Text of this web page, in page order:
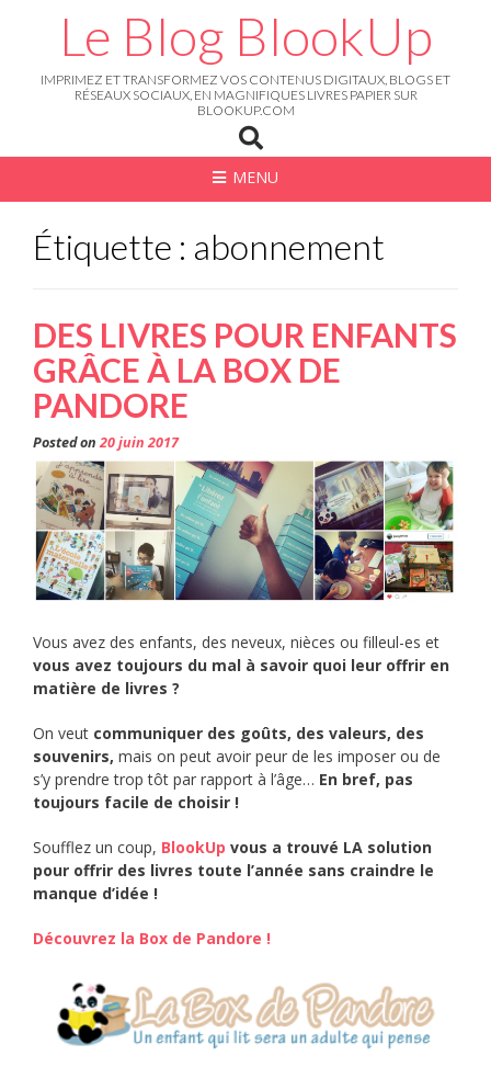
Le Blog BlookUp
IMPRIMEZ ET TRANSFORMEZ VOS CONTENUS DIGITAUX, BLOGS ET
RÉSEAUX SOCIAUX, EN MAGNIFIQUES LIVRES PAPIER SUR
BLOOKUP.COM
MENU
Étiquette : abonnement
DES LIVRES POUR ENFANTS
GRÂCE À LA BOX DE
PANDORE
Posted on20 juin 2017
Vous avez des enfants, des neveux, nièces ou filleul-es et
vous avez toujours du mal à savoir quoi leur offrir en
matière de livres ?
On veut communiquer des goûts, des valeurs, des
souvenirs, mais on peut avoir peur de les imposer ou de
s’y prendre trop tôt par rapport à l’âge… En bref, pas
toujours facile de choisir !
Soufflez un coup, BlookUp vous a trouvé LA solution
pour offrir des livres toute l’année sans craindre le
manque d’idée !
Découvrez la Box de Pandore !